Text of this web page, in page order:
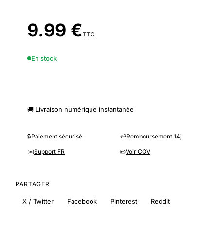
9.99 €TTC
En stock
🚚 Livraison numérique instantanée
🔒Paiement sécurisé ↩️Remboursement 14j
✉️Support FR 📜Voir CGV
PARTAGER
X / Twitter Facebook Pinterest Reddit